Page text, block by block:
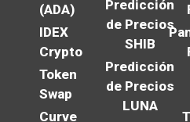
(ADA)
IDEX
Crypto
Token
Swap
Curve
Predicción
de Precios
SHIB
Predicción
de Precios
LUNA